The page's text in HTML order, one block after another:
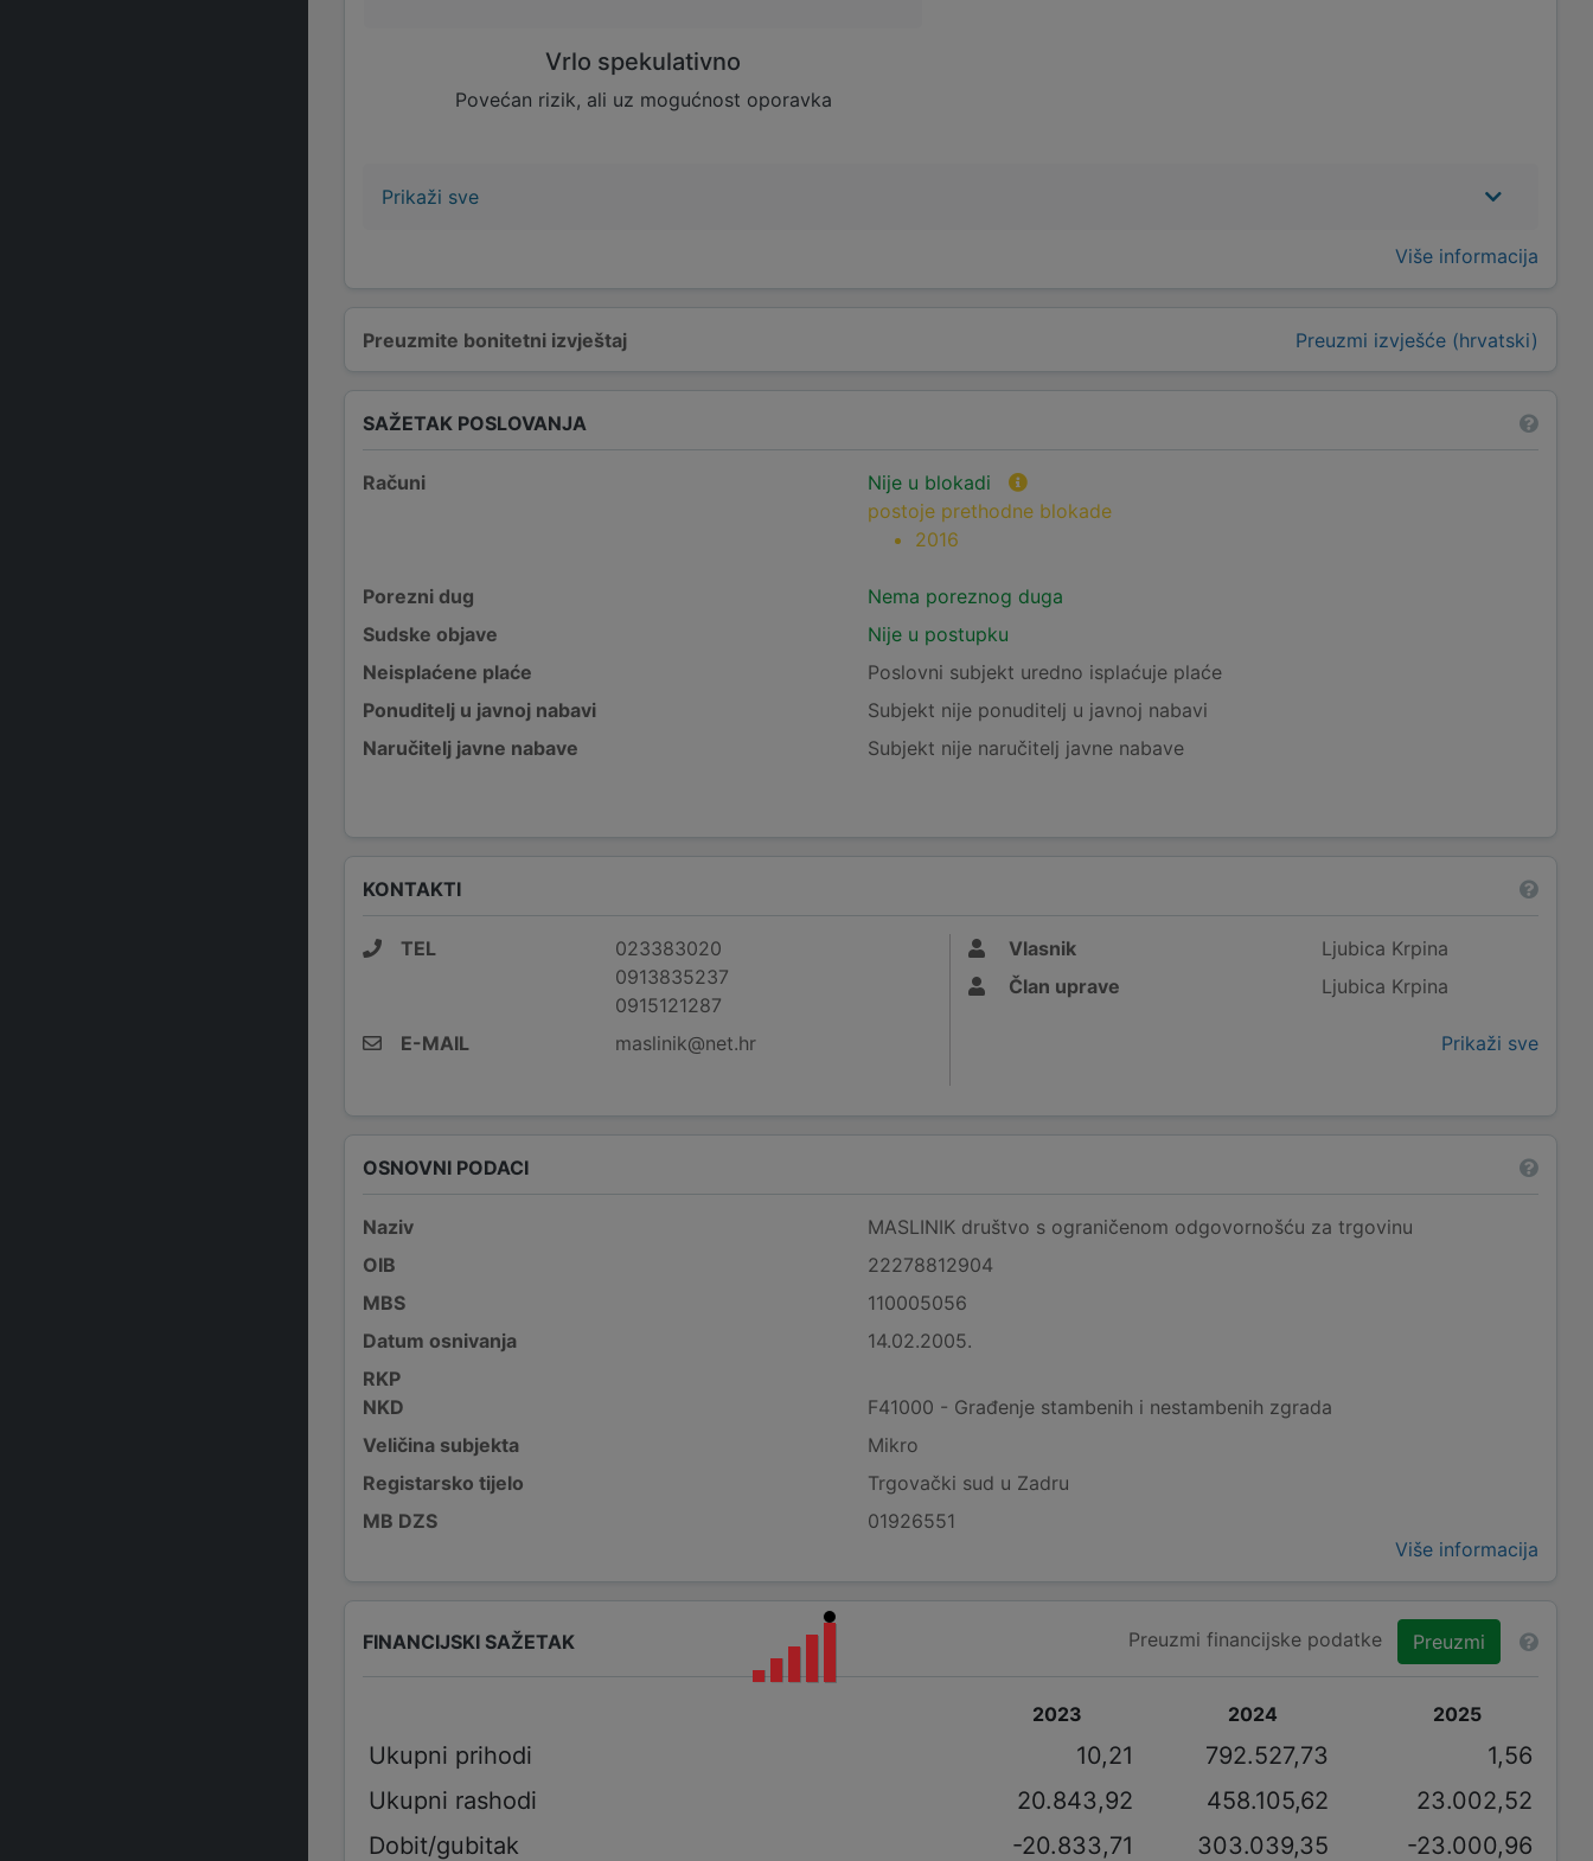
Preuzmite bonitetni izvještaj Preuzmi izvješće (hrvatski)
Vrlo spekulativno
Povećan rizik, ali uz mogućnost oporavka
Prikaži sve
Više informacija
SAŽETAK POSLOVANJA
Računi
Nije u blokadi
postoje prethodne blokade
2016
Porezni dug
Nema poreznog duga
Sudske objave
Nije u postupku
Neisplaćene plaće
Poslovni subjekt uredno isplaćuje plaće
Ponuditelj u javnoj nabavi
Subjekt nije ponuditelj u javnoj nabavi
Naručitelj javne nabave
Subjekt nije naručitelj javne nabave
KONTAKTI
TEL
023383020
0913835237
0915121287
E-MAIL
maslinik@net.hr
Vlasnik
Ljubica Krpina
Član uprave
Ljubica Krpina
Prikaži sve
OSNOVNI PODACI
Naziv
MASLINIK društvo s ograničenom odgovornošću za trgovinu
OIB
22278812904
MBS
110005056
Datum osnivanja
14.02.2005.
RKP
NKD
F41000 - Građenje stambenih i nestambenih zgrada
Veličina subjekta
Mikro
Registarsko tijelo
Trgovački sud u Zadru
MB DZS
01926551
Više informacija
FINANCIJSKI SAŽETAK Preuzmi financijske podatke Preuzmi
2023 2024 2025
Ukupni prihodi 10,21 792.527,73
1,56
Ukupni rashodi
20.843,92 458.105,62
23.002,52
Dobit/gubitak
-20.833,71 303.039,35
-23.000,96